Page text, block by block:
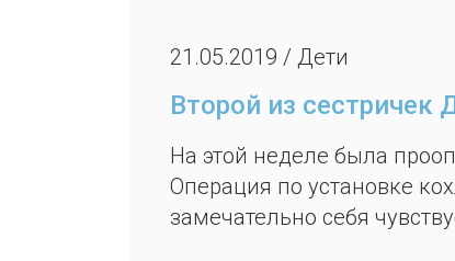
21.05.2019 / Дети
Второй из сестричек
На этой неделе была
Операция по установке
замечательно себя